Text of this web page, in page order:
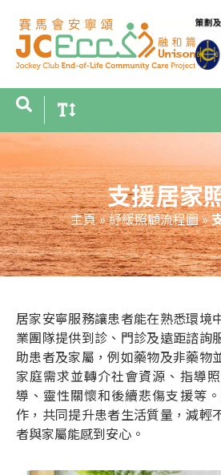
支援居家
主頁»紓緩照顧流程圖»
居家安寧服務讓患者能在熟悉環境
業團隊提供到診、門診及遠距諮詢
助患者及家屬，例如藥物及非藥物
家庭需求並轉介社會資源、指導
導、靈性關懷和後續悲傷支援等
作，共同提升患者生活質量，減輕
者與家屬能感到安心。